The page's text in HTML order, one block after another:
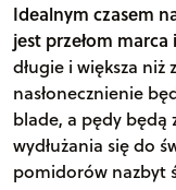
Idealnym czasem
jest przełom
długie i większa niż
nasłonecznienie
blade, a pędy będą
wydłużania się do
pomidorów nazbyt